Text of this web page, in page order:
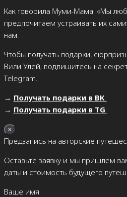
Как говорила Муми-Мама: «Мы
предпочитаем устраивать их
нам.
Чтобы получать подарки,
Вили Улей, подпишитесь на
Telegram.
→ Получать подарки в ВК
→ Получать подарки в TG
×
Предзапись на авторские
Оставьте заявку и мы пришлём
даты и стоимость будущего
Ваше имя